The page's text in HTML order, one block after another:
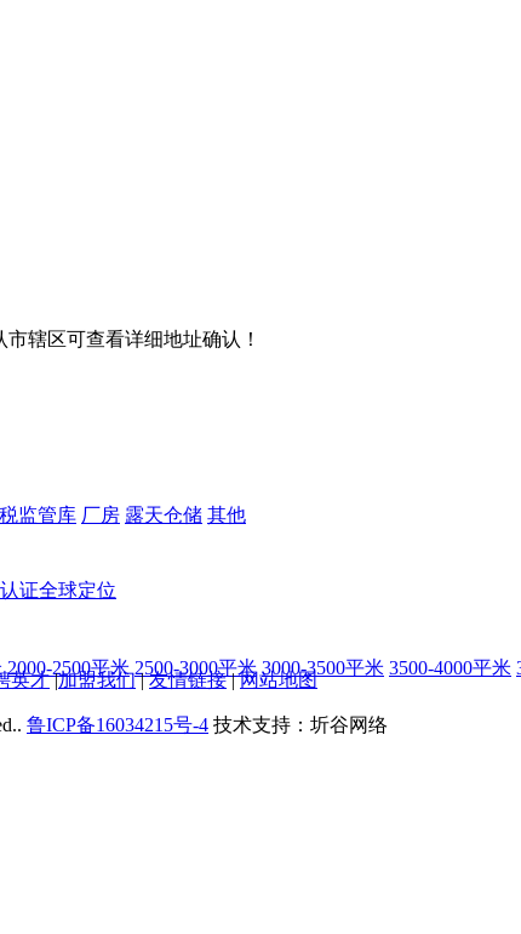
辖区可查看详细地址确认！
监管库 厂房 露天仓储 其他
2000-2500平米 2500-3000平米 3000-3500平米 3500-4000平米
证全球定位
英才|加盟我们|友情链接|网站地图
鲁ICP备16034215号-4 技术支持：圻谷网络